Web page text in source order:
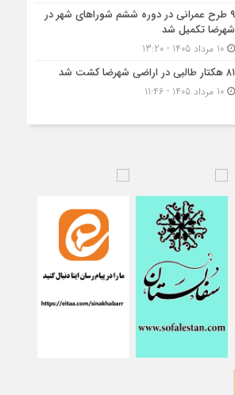
۹ طرح عمرانی در دوره ششم شوراهای شهر در
شهرضا تکمیل شد
10 مرداد 1405 - 13:20
۸۱ هکتار طالبی در اراضی شهرضا کشت شد
10 مرداد 1405 - 11:46